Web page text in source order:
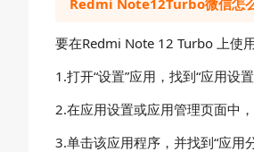
Redmi Note12Turbo微信怎
要在Redmi Note 12 Turbo 上使
1.打开“设置”应用，找到“应用设置
2.在应用设置或应用管理页面中
3.单击该应用程序，并找到“应用